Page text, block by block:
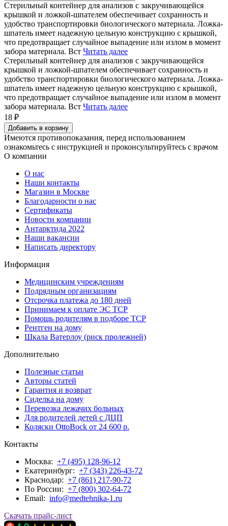
Стерильный контейнер для анализов с закручивающейся
крышкой и ложкой-шпателем обеспечивает сохранность и
удобство транспортировки биологического материала. Ложка-
шпатель имеет надежную цельную конструкцию с крышкой,
что предотвращает случайное выпадение или излом в момент
забора материала. Вст Читать далее
Стерильный контейнер для анализов с закручивающейся
крышкой и ложкой-шпателем обеспечивает сохранность и
удобство транспортировки биологического материала. Ложка-
шпатель имеет надежную цельную конструкцию с крышкой,
что предотвращает случайное выпадение или излом в момент
забора материала. Вст Читать далее
18 ₽
Добавить в корзину
Имеются противопоказания, перед использованием
ознакомьтесь с инструкцией и проконсультируйтесь с врачом
О компании
О нас
Наши контакты
Магазин в Москве
Благодарности о нас
Сертификаты
Новости компании
Антарктида 2022
Наши вакансии
Написать директору
Информация
Медицинским учреждениям
Подрядным организациям
Отсрочка платежа до 180 дней
Принимаем к оплате ЭС ТСР
Помощь родителям в подборе ТСР
Рентген на дому
Шкала Ватерлоу (риск пролежней)
Дополнительно
Полезные статьи
Авторы статей
Гарантия и возврат
Сиделка на дому
Перевозка лежачих больных
Для родителей детей с ДЦП
Коляски OttoBock от 24 600 р.
Контакты
Москва: +7 (495) 128-96-12
Екатеринбург: +7 (343) 226-43-72
Краснодар: +7 (861) 217-90-72
По Росcии: +7 (800) 302-64-72
Email: info@medtehnika-1.ru
Скачать прайс-лист